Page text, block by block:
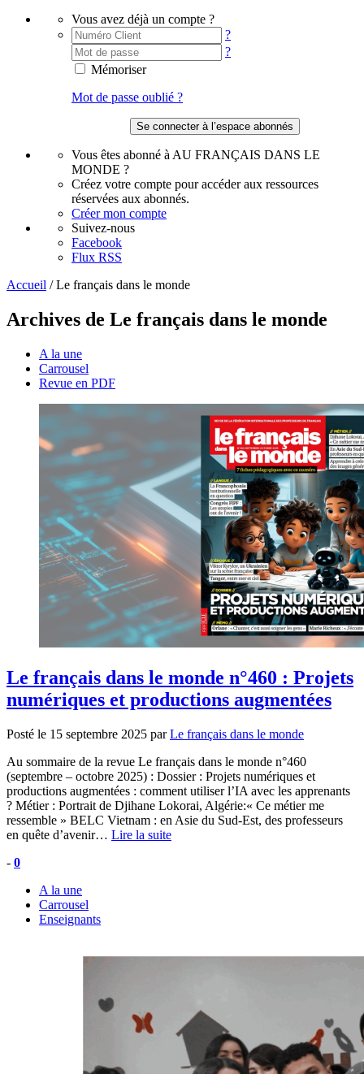
Vous avez déjà un compte ?
?
?
Mémoriser
Mot de passe oublié ?
Vous êtes abonné à AU FRANÇAIS DANS LE
MONDE ?
Créez votre compte pour accéder aux ressources
réservées aux abonnés.
Créer mon compte
Suivez-nous
Facebook
Flux RSS
Accueil /Le français dans le monde
Archives de Le français dans le monde
A la une
Carrousel
Revue en PDF
Le français dans le monde n°460 : Projets
numériques et productions augmentées
Posté le 15 septembre 2025 par Le français dans le monde
Au sommaire de la revue Le français dans le monde n°460
(septembre – octobre 2025) : Dossier : Projets numériques et
productions augmentées : comment utiliser l’IA avec les apprenants
? Métier : Portrait de Djihane Lokorai, Algérie:« Ce métier me
ressemble » BELC Vietnam : en Asie du Sud-Est, des professeurs
en quête d’avenir… Lire la suite
- 0
A la une
Carrousel
Enseignants